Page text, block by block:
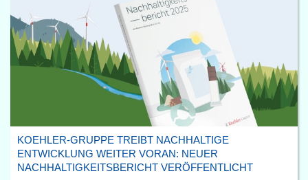
KOEHLER-GRUPPE TREIBT NACHHALTIGE
ENTWICKLUNG WEITER VORAN: NEUER
NACHHALTIGKEITSBERICHT VERÖFFENTLICHT